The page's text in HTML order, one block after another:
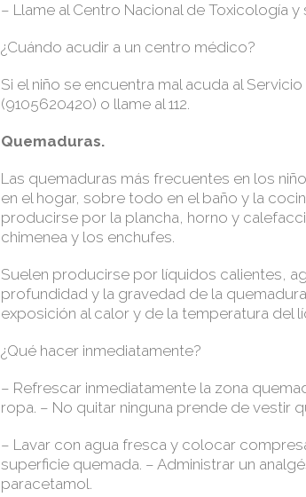
– Llame al Centro Nacional de Toxicología y
¿Cuándo acudir a un centro médico?
Si el niño se encuentra mal acuda al
(9105620420) o llame al 112.
Quemaduras.
Las quemaduras más frecuentes en los
en el hogar, sobre todo en el baño y la
producirse por la plancha, horno y
chimenea y los enchufes.
Suelen producirse por líquidos calientes,
profundidad y la gravedad de la
exposición al calor y de la temperatura del
¿Qué hacer inmediatamente?
– Refrescar inmediatamente la zona
ropa. – No quitar ninguna prende de vestir
– Lavar con agua fresca y colocar
superficie quemada. – Administrar un
paracetamol.